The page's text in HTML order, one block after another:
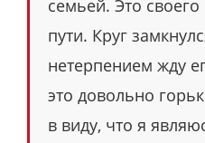
семьей. Это
пути. Круг
нетерпением жду
это довольно
в виду, что я